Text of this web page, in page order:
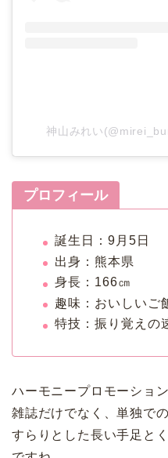
神山みれい
プロフィール
誕生日：9月5日
出身：熊本県
身長：166㎝
趣味：おいしいご
特技：振り覚えの
ハーモニープロモーショ
雑誌だけでなく、単独で
すらりとした長い手足と